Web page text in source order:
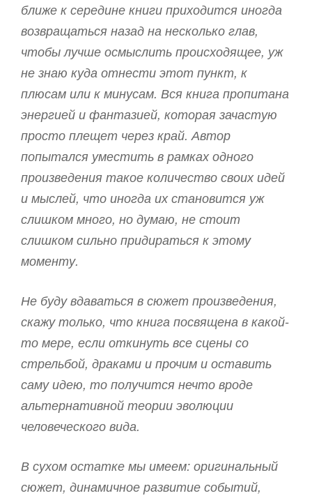
ближе к середине книги приходится иногда
возвращаться назад на несколько глав,
чтобы лучше осмыслить происходящее, уж
не знаю куда отнести этот пункт, к
плюсам или к минусам. Вся книга пропитана
энергией и фантазией, которая зачастую
просто плещет через край. Автор
попытался уместить в рамках одного
произведения такое количество своих идей
и мыслей, что иногда их становится уж
слишком много, но думаю, не стоит
слишком сильно придираться к этому
моменту.
Не буду вдаваться в сюжет произведения,
скажу только, что книга посвящена в какой-
то мере, если откинуть все сцены со
стрельбой, драками и прочим и оставить
саму идею, то получится нечто вроде
альтернативной теории эволюции
человеческого вида.
В сухом остатке мы имеем: оригинальный
сюжет, динамичное развитие событий,